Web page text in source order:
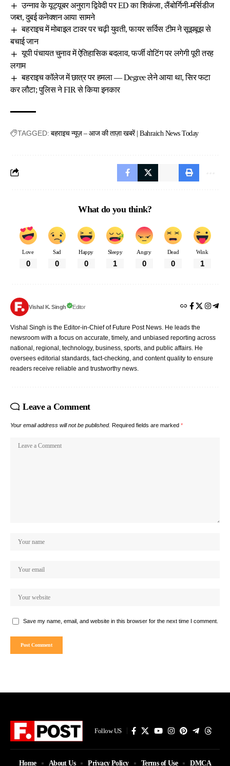
उन्नाव के यूट्यूबर अनुराग द्विवेदी पर ED का शिकंजा, लैंबोर्गिनी-मर्सिडीज
जब्त, दुबई कनेक्शन आया सामने
बहराइच में मोबाइल टावर पर चढ़ी युवती, फायर सर्विस टीम ने सूझबूझ से
बचाई जान
यूपी पंचायत चुनाव में ऐतिहासिक बदलाव, फर्जी वोटिंग पर लगेगी पूरी तरह
लगाम
बहराइच कॉलेज में छात्र पर हमला — Degree लेने आया था, सिर फटा
कर लौटा; पुलिस ने FIR से किया इनकार
TAGGED: बहराइच न्यूज़ – आज की ताज़ा खबरें | Bahraich News Today
What do you think?
Love
0
Sad
0
Happy
0
Sleepy
1
Angry
0
Dead
0
Wink
1
Vishal K. Singh Editor
Vishal Singh is the Editor-in-Chief of Future Post News. He leads the
newsroom with a focus on accurate, timely, and unbiased reporting across
national, regional, technology, business, sports, and public affairs. He
oversees editorial standards, fact-checking, and content quality to ensure
readers receive reliable and trustworthy news.
Leave a Comment
Your email address will not be published. Required fields are marked *
Save my name, email, and website in this browser for the next time I comment.
Follow US
Home About Us Privacy Policy Terms of Use DMCA